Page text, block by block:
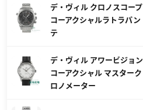
デ・ヴィル クロノスコープ
コーアクシャルラトラパン
テ
デ・ヴィル アワービジョン
コーアクシャル マスターク
ロノメーター